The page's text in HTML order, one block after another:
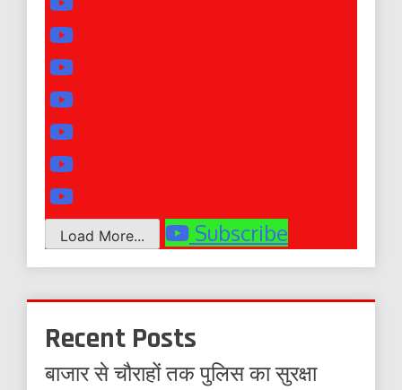
Load More... Subscribe
Recent Posts
बाजार से चौराहों तक पुलिस का सुरक्षा